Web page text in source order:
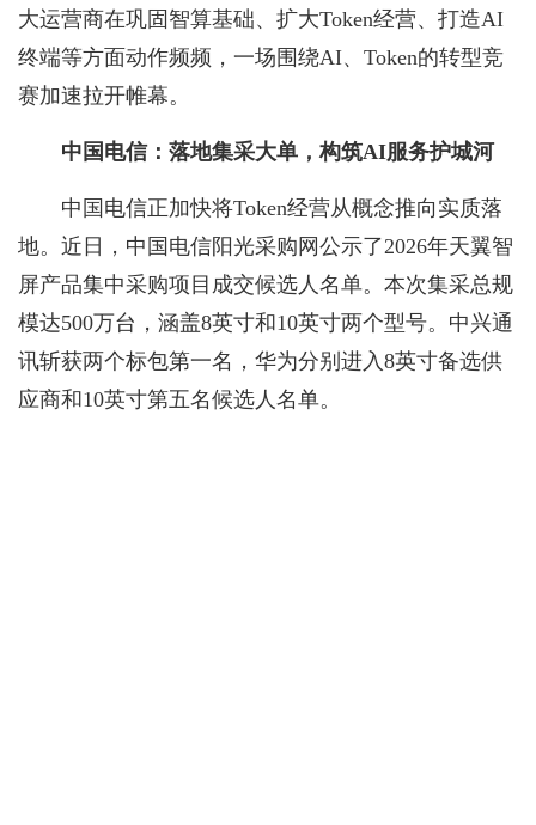
大运营商在巩固智算基础、扩大Token经营、打造AI
终端等方面动作频频，一场围绕AI、Token的转型竞
赛加速拉开帷幕。
中国电信：落地集采大单，构筑AI服务护城河
中国电信正加快将Token经营从概念推向实质落
地。近日，中国电信阳光采购网公示了2026年天翼智
屏产品集中采购项目成交候选人名单。本次集采总规
模达500万台，涵盖8英寸和10英寸两个型号。中兴通
讯斩获两个标包第一名，华为分别进入8英寸备选供
应商和10英寸第五名候选人名单。